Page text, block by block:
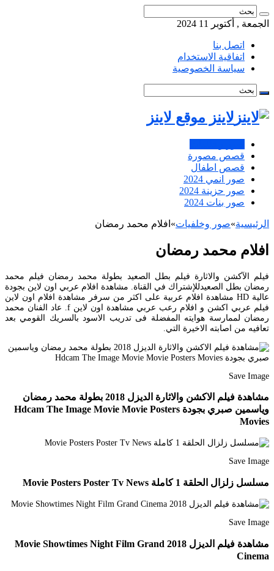
الجمعة , أكتوبر 11 2024
اتصل بنا
اتفاقية الاستخدام
سياسة الخصوصية
لاينز موقع لاينز
قصص مصورة
قصص اطفال
صور انمي 2024
صور حزينة 2024
صور بنات 2024
الرئيسية»صور وخلفيات» افلام محمد رمضان
افلام محمد رمضان
فيلم الآكشن والاثارة فيلم بطل الصعيد بطولة محمد رمضان فيلم محمد
رمضان بطل الصعيدللإشتراك في القناة. مشاهدة افلام عربي اون لاين بجودة
عالية HD مشاهدة افلام عربية على اكثر من سرفر مشاهدة افلام اون لاين
فيلم عربي اكشن و افلام رعب عربي مشاهدة اون لاين f. عاد الفنان محمد
رمضان لممارسة هوايته المفضلة فى تدريب الاسود بالسريك القومي بعد
تعافيه من اصابته الاخيرة التي.
Save Image
مشاهدة فيلم الاكشن والاثارة الديزل 2018 بطولة محمد رمضان
وياسمين صبري بجودة Hdcam The Image Movie Movie Posters
Movies
Save Image
مسلسل زلزال الحلقة 1 كاملة Movie Posters Poster Tv News
Save Image
مشاهدة فيلم الديزل 2018 Movie Showtimes Night Film Grand
Cinema